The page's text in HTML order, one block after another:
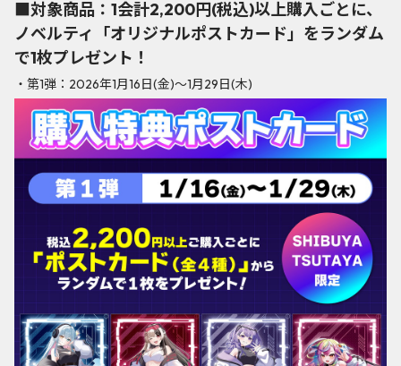
■対象商品：1会計2,200円(税込)以上購入ごとに、
ノベルティ「オリジナルポストカード」をランダム
で1枚プレゼント！
・第1弾：2026年1月16日(金)〜1月29日(木)